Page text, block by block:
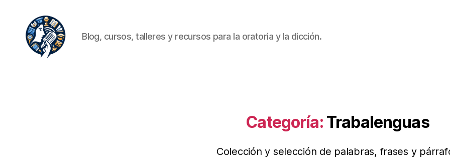
Blog, cursos, talleres y recursos para la oratoria y la dicción.
Categoría: Trabalenguas
Colección y selección de palabras, frases y